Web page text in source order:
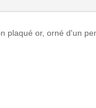
or, orné d'un